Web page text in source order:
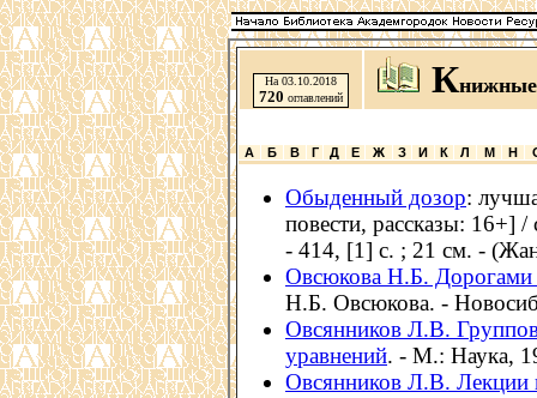
На 03.10.2018
720 оглавлений Книжные
А Б В Г Д Е Ж З И К Л М Н
Обыденный дозор:
повести, рассказы:
- 414, [1] с. ; 21 см. -
Овсюкова Н.Б. Дорогами
Н.Б. Овсюкова. -
Овсянников Л.В.
уравнений. - М.: Наука,
Овсянников Л.В. Лекции